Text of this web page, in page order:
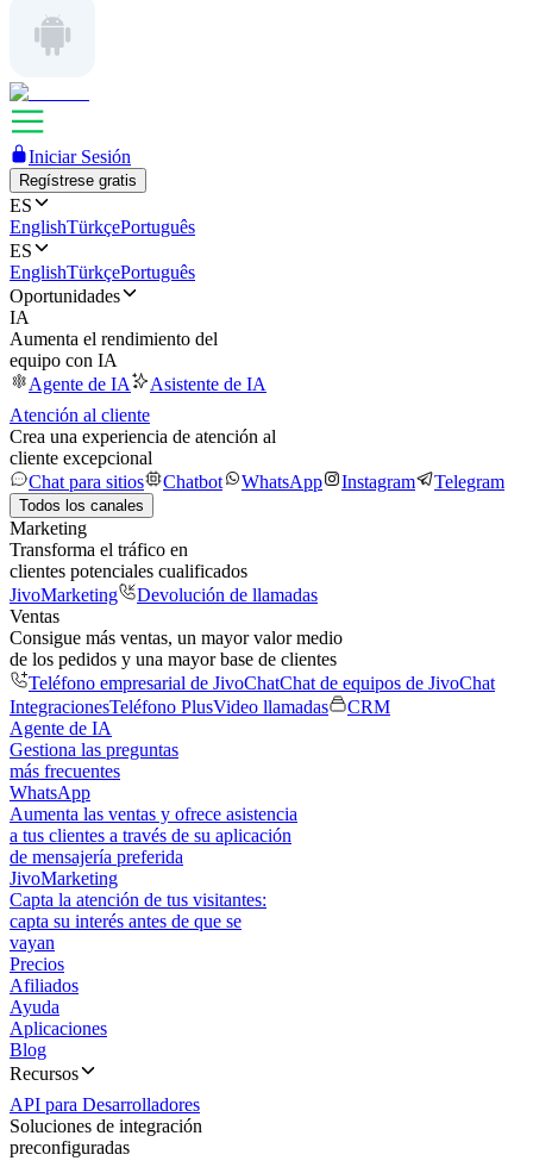
Iniciar Sesión
Regístrese gratis
ES
EnglishTürkçePortuguês
ES
EnglishTürkçePortuguês
Oportunidades
IA
Aumenta el rendimiento del
equipo con IA
Agente de IA
Asistente de IA
Atención al cliente
Crea una experiencia de atención al
cliente excepcional
Chat para sitios
Chatbot WhatsApp Instagram Telegram
Todos los canales
Marketing
Transforma el tráfico en
clientes potenciales cualificados
JivoMarketing
Devolución de llamadas
Ventas
Consigue más ventas, un mayor valor medio
de los pedidos y una mayor base de clientes
Teléfono empresarial de JivoChatChat de equipos de JivoChat
IntegracionesTeléfono PlusVideo llamadas
CRM
Agente de IA
Gestiona las preguntas
más frecuentes
WhatsApp
Aumenta las ventas y ofrece asistencia
a tus clientes a través de su aplicación
de mensajería preferida
JivoMarketing
Capta la atención de tus visitantes:
capta su interés antes de que se
vayan
Precios
Afiliados
Ayuda
Aplicaciones
Blog
Recursos
API para Desarrolladores
Soluciones de integración
preconfiguradas